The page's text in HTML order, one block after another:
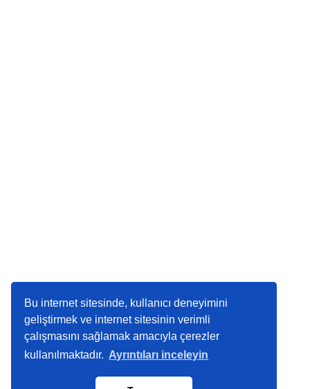
Bu internet sitesinde, kullanıcı deneyimini
geliştirmek ve internet sitesinin verimli
çalışmasını sağlamak amacıyla çerezler
kullanılmaktadır. Ayrıntıları inceleyin